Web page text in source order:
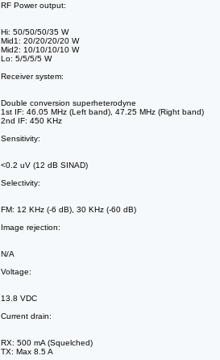
RF Power output:
Hi: 50/50/50/35 W
Mid1: 20/20/20/20 W
Mid2: 10/10/10/10 W
Lo: 5/5/5/5 W
Receiver system:
Double conversion superheterodyne
1st IF: 46.05 MHz (Left band), 47.25 MHz (Right band)
2nd IF: 450 KHz
Sensitivity:
<0.2 uV (12 dB SINAD)
Selectivity:
FM: 12 KHz (-6 dB), 30 KHz (-60 dB)
Image rejection:
N/A
Voltage:
13.8 VDC
Current drain:
RX: 500 mA (Squelched)
TX: Max 8.5 A